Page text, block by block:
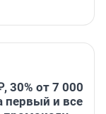
30% от 7 000
первый и все